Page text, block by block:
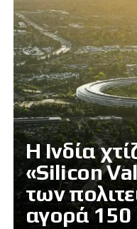
Η Ινδία
«Silicon
των
αγορά 150